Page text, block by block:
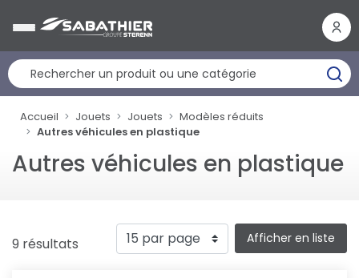
Accueil Jouets Jouets
Modèles réduits
Autres véhicules en plastique
Autres véhicules en plastique
9 résultats Afficher en liste